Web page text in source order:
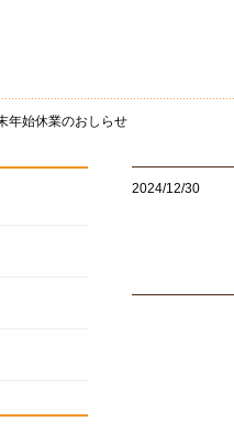
年始休業のおしらせ
2024/12/30